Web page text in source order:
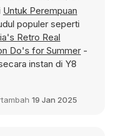
Untuk Perempuan
populer seperti
Retro Real
Do's for Summer -
instan di Y8
19 Jan 2025